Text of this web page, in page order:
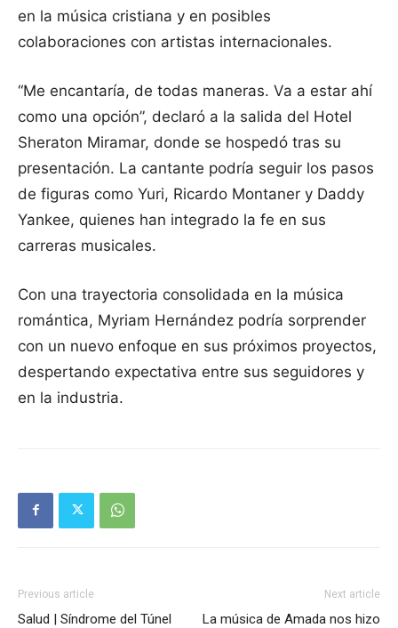
en la música cristiana y en posibles
colaboraciones con artistas internacionales.
“Me encantaría, de todas maneras. Va a estar ahí
como una opción”, declaró a la salida del Hotel
Sheraton Miramar, donde se hospedó tras su
presentación. La cantante podría seguir los pasos
de figuras como Yuri, Ricardo Montaner y Daddy
Yankee, quienes han integrado la fe en sus
carreras musicales.
Con una trayectoria consolidada en la música
romántica, Myriam Hernández podría sorprender
con un nuevo enfoque en sus próximos proyectos,
despertando expectativa entre sus seguidores y
en la industria.
Previous article
Salud | Síndrome del Túnel
Next article
La música de Amada nos hizo